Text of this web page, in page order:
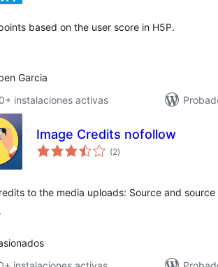
based on the user score in H5P.
Garcia
instalaciones activas
Image Credits nofollow
(2total
de
)
to the media uploads: Source and source